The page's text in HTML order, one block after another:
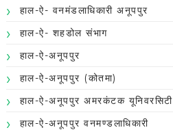
हाल-ऐ- वनमंडलाधिकारी अनूपपुर
हाल-ऐ- शहडोल संभाग
हाल-ऐ-अनूपपुर
हाल-ऐ-अनूपपुर (कोतमा)
हाल-ऐ-अनूपपुर अमरकंटक यूनिवरसिटी
हाल-ऐ-अनूपपुर वनमण्डलाधिकारी